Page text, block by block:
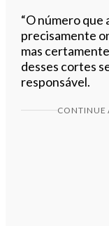
“O número que
precisamente
mas
desses cortes
responsável.
CONTINUE